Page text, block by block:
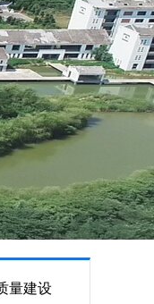
量建设